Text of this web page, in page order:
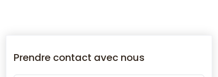
Prendre contact avec nous